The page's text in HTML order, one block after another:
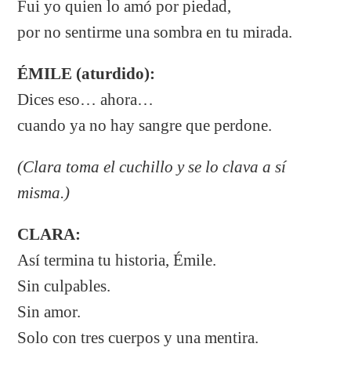
Fui yo quien lo amó por piedad,
por no sentirme una sombra en tu mirada.
ÉMILE (aturdido):
Dices eso… ahora…
cuando ya no hay sangre que perdone.
(Clara toma el cuchillo y se lo clava a sí
misma.)
CLARA:
Así termina tu historia, Émile.
Sin culpables.
Sin amor.
Solo con tres cuerpos y una mentira.